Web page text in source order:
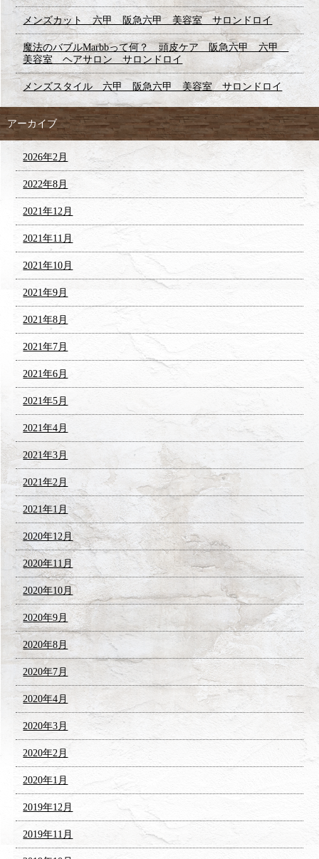
メンズカット 六甲 阪急六甲 美容室 サロンドロイ
魔法のバブルMarbbって何？ 頭皮ケア 阪急六甲 六甲
美容室 ヘアサロン サロンドロイ
メンズスタイル 六甲 阪急六甲 美容室 サロンドロイ
アーカイブ
2026年2月
2022年8月
2021年12月
2021年11月
2021年10月
2021年9月
2021年8月
2021年7月
2021年6月
2021年5月
2021年4月
2021年3月
2021年2月
2021年1月
2020年12月
2020年11月
2020年10月
2020年9月
2020年8月
2020年7月
2020年4月
2020年3月
2020年2月
2020年1月
2019年12月
2019年11月